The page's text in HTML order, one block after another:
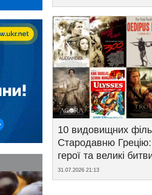
10 видовищних
Стародавню Грецію:
герої та великі
31.07.2026 21:13